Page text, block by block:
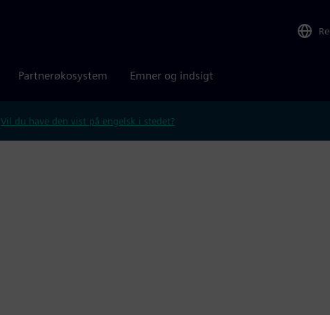
Partnerøkosystem Emner og indsigt
Vil du have den vist på engelsk i stedet?